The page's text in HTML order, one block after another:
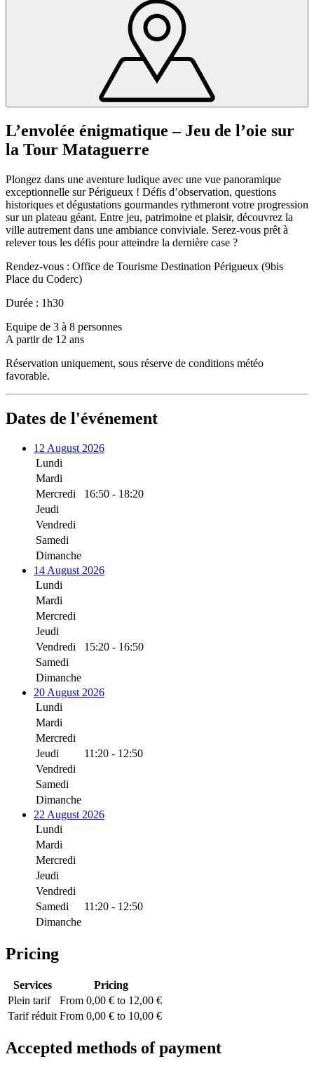
L’envolée énigmatique – Jeu de l’oie sur
la Tour Mataguerre
Plongez dans une aventure ludique avec une vue panoramique
exceptionnelle sur Périgueux ! Défis d’observation, questions
historiques et dégustations gourmandes rythmeront votre progression
sur un plateau géant. Entre jeu, patrimoine et plaisir, découvrez la
ville autrement dans une ambiance conviviale. Serez-vous prêt à
relever tous les défis pour atteindre la dernière case ?
Rendez-vous : Office de Tourisme Destination Périgueux (9bis
Place du Coderc)
Durée : 1h30
Equipe de 3 à 8 personnes
A partir de 12 ans
Réservation uniquement, sous réserve de conditions météo
favorable.
Dates de l'événement
12 August 2026
Lundi
Mardi
Mercredi
16:50 - 18:20
Jeudi
Vendredi
Samedi
Dimanche
14 August 2026
Lundi
Mardi
Mercredi
Jeudi
Vendredi
15:20 - 16:50
Samedi
Dimanche
20 August 2026
Lundi
Mardi
Mercredi
Jeudi
11:20 - 12:50
Vendredi
Samedi
Dimanche
22 August 2026
Lundi
Mardi
Mercredi
Jeudi
Vendredi
Samedi
11:20 - 12:50
Dimanche
Pricing
Services
Pricing
Plein tarif
From 0,00 € to 12,00 €
Tarif réduit From 0,00 € to 10,00 €
Accepted methods of payment